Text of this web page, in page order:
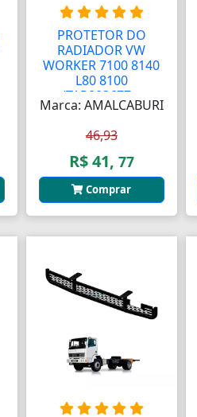
PROTETOR DO
RADIADOR VW
WORKER 7100 8140
L80 8100
(TAP803677...
Marca: AMALCABURI
46,93
R$ 41, 77
Comprar